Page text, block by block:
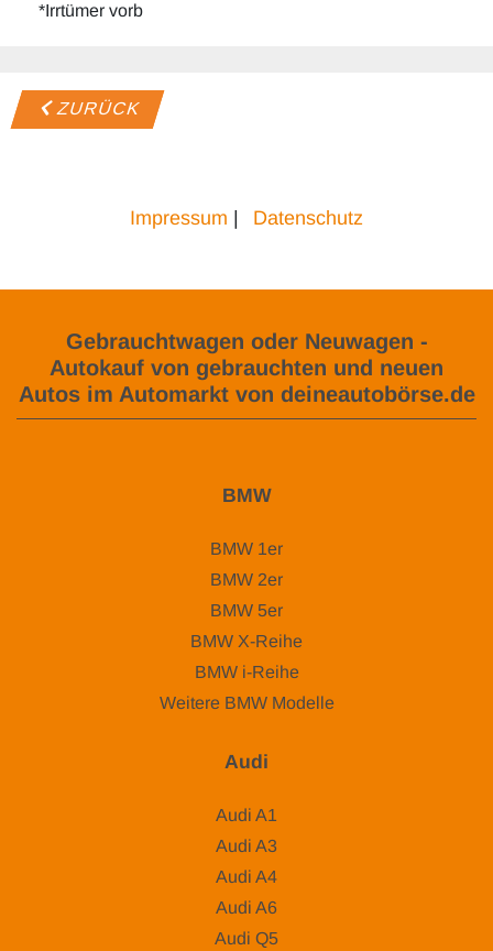
*Irrtümer vorb
ZURÜCK
Impressum | Datenschutz
Gebrauchtwagen oder Neuwagen -
Autokauf von gebrauchten und neuen
Autos im Automarkt von deineautobörse.de
BMW
BMW 1er
BMW 2er
BMW 5er
BMW X-Reihe
BMW i-Reihe
Weitere BMW Modelle
Audi
Audi A1
Audi A3
Audi A4
Audi A6
Audi Q5